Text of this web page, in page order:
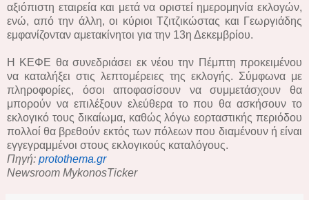
αξιόπιστη εταιρεία και μετά να οριστεί ημερομηνία εκλογών,
ενώ, από την άλλη, οι κύριοι Τζιτζικώστας και Γεωργιάδης
εμφανίζονταν αμετακίνητοι για την 13η Δεκεμβρίου.
Η ΚΕΦΕ θα συνεδριάσει εκ νέου την Πέμπτη προκειμένου
να καταλήξει στις λεπτομέρειες της εκλογής. Σύμφωνα με
πληροφορίες, όσοι αποφασίσουν να συμμετάσχουν θα
μπορούν να επιλέξουν ελεύθερα το που θα ασκήσουν το
εκλογικό τους δικαίωμα, καθώς λόγω εορταστικής περιόδου
πολλοί θα βρεθούν εκτός των πόλεων που διαμένουν ή είναι
εγγεγραμμένοι στους εκλογικούς καταλόγους.
Πηγή: protothema.gr
Newsroom MykonosTicker